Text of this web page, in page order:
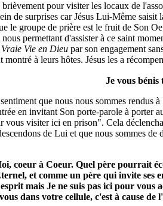
pour visiter les locaux de
de surprises car Jésus Lui-Même
le groupe de prière est le fruit de Son
permettant d'assister à ce saint
Vraie Vie en Dieu par son engagement
à leurs hôtes. Jésus les a
Je vous bénis
que nous nous sommes
en invitant Son porte-parole à porter
visiter ici en prison". Cela
de Lui et que nous sommes
coeur à Coeur. Quel père pourrait
et comme un père qui invite ses
mais Je ne suis pas ici pour
dans votre cellule, c'est à cause